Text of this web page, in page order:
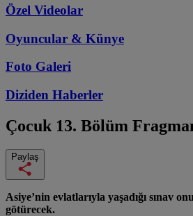
Özel Videolar
Oyuncular & Künye
Foto Galeri
Diziden Haberler
Çocuk 13. Bölüm
Paylaş
Asiye’nin evlatlarıyla yaşadığı sınav
götürecek.